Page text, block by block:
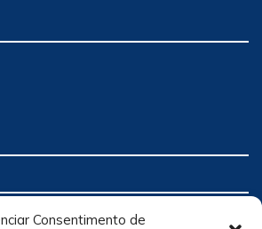
Consentimento de